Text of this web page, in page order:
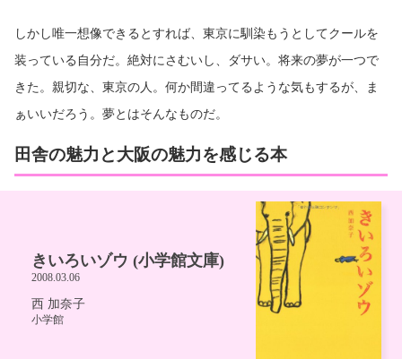
しかし唯一想像できるとすれば、東京に馴染もうとしてクールを
装っている自分だ。絶対にさむいし、ダサい。将来の夢が一つで
きた。親切な、東京の人。何か間違ってるような気もするが、ま
ぁいいだろう。夢とはそんなものだ。
田舎の魅力と大阪の魅力を感じる本